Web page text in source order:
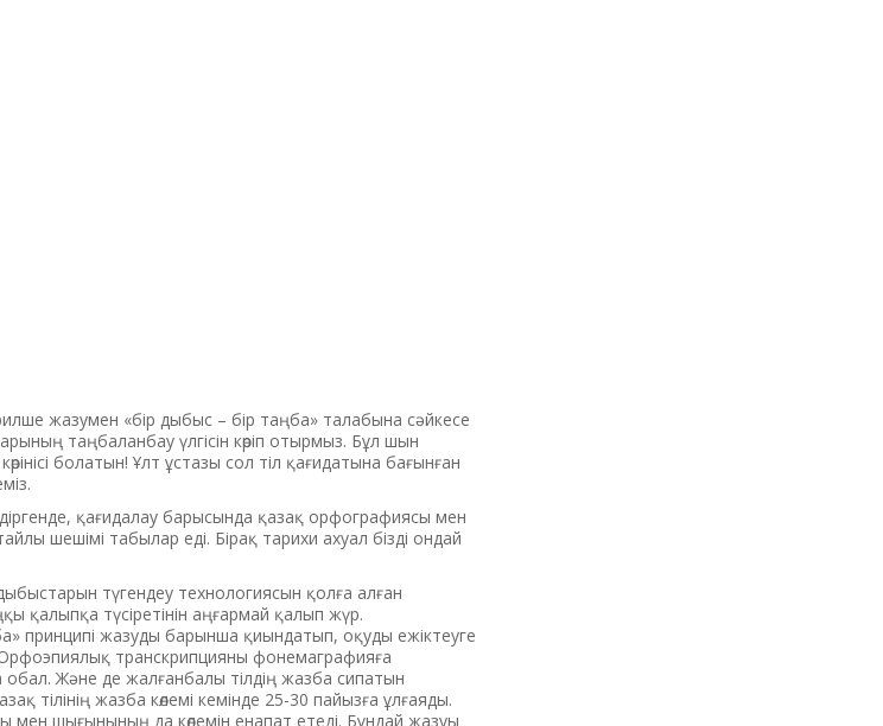
жазумен «бір дыбыс – бір таңба» талабына сәйкесе
таңбаланбау үлгісін көріп отырмыз. Бұл шын
болатын! Ұлт ұстазы сол тіл қағидатына бағынған
қағидалау барысында қазақ орфографиясы мен
шешімі табылар еді. Бірақ тарихи ахуал бізді ондай
түгендеу технологиясын қолға алған
қалыпқа түсіретінін аңғармай қалып жүр.
принципі жазуды барынша қиындатып, оқуды ежіктеуге
транскрипцияны фонемаграфияға
обал. Және де жалғанбалы тілдің жазба сипатын
тілінің жазба көлемі кемінде 25-30 пайызға ұлғаяды.
шығынының да көлемін енапат етеді. Бұндай жазуы